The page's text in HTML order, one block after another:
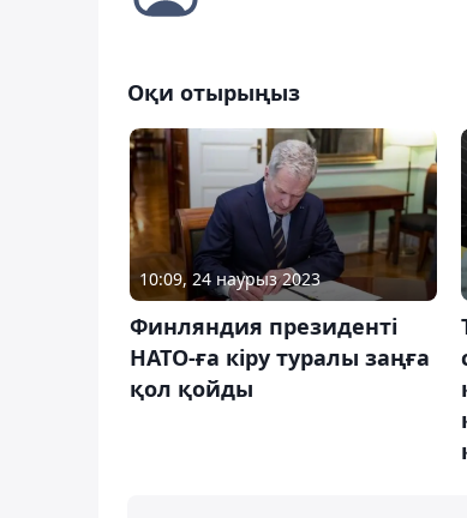
Оқи отырыңыз
10:09, 24 наурыз 2023
Финляндия президенті
НАТО-ға кіру туралы заңға
қол қойды